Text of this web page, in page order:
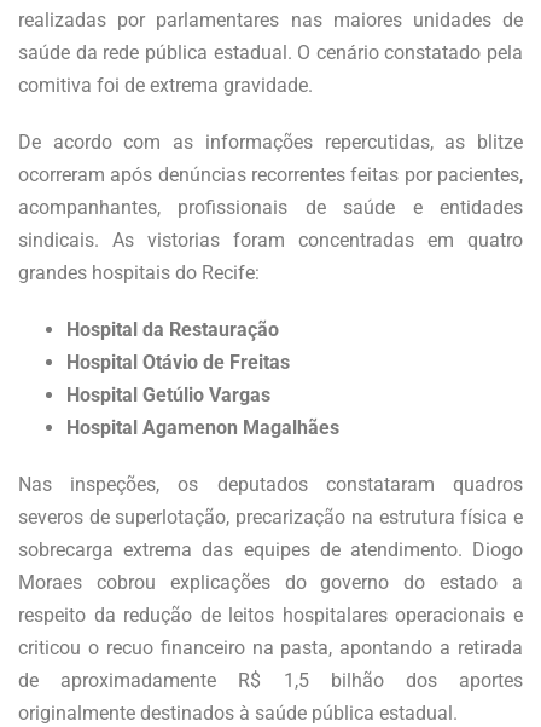
realizadas por parlamentares nas maiores unidades de
saúde da rede pública estadual. O cenário constatado pela
comitiva foi de extrema gravidade.
De acordo com as informações repercutidas, as blitze
ocorreram após denúncias recorrentes feitas por pacientes,
acompanhantes, profissionais de saúde e entidades
sindicais. As vistorias foram concentradas em quatro
grandes hospitais do Recife:
Hospital da Restauração
Hospital Otávio de Freitas
Hospital Getúlio Vargas
Hospital Agamenon Magalhães
Nas inspeções, os deputados constataram quadros
severos de superlotação, precarização na estrutura física e
sobrecarga extrema das equipes de atendimento. Diogo
Moraes cobrou explicações do governo do estado a
respeito da redução de leitos hospitalares operacionais e
criticou o recuo financeiro na pasta, apontando a retirada
de aproximadamente R$ 1,5 bilhão dos aportes
originalmente destinados à saúde pública estadual.